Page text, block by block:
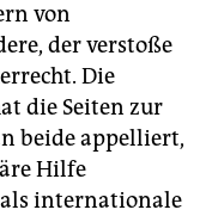
von
der verstoße
Die
die Seiten zur
beide appelliert,
Hilfe
als internationale